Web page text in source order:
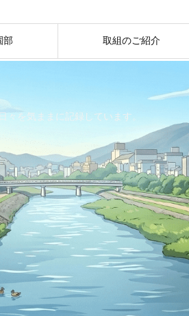
部 取組のご紹介
を気ままに記録しています。